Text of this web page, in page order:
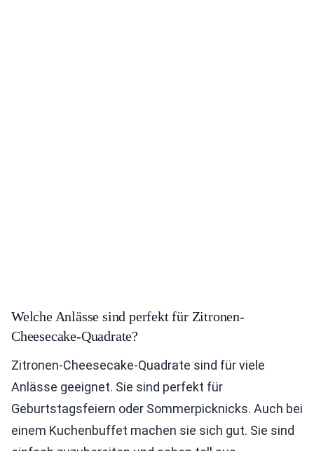
Welche Anlässe sind perfekt für Zitronen-
Cheesecake-Quadrate?
Zitronen-Cheesecake-Quadrate sind für viele
Anlässe geeignet. Sie sind perfekt für
Geburtstagsfeiern oder Sommerpicknicks. Auch bei
einem Kuchenbuffet machen sie sich gut. Sie sind